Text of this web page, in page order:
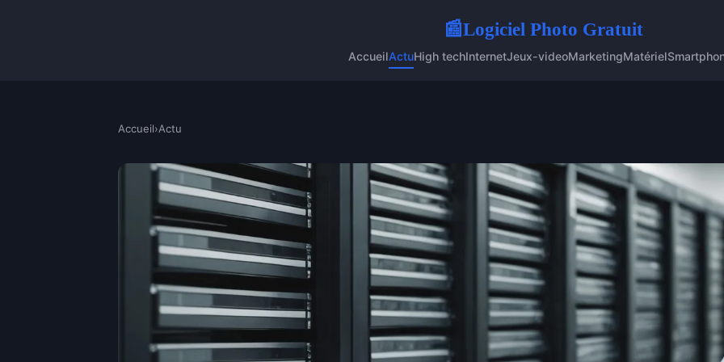
📰Logiciel Photo Gratuit
AccueilActuHigh techInternetJeux-videoMarketingMatériel
Accueil›Actu